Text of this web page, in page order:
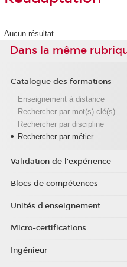
Aucun résultat
Dans la même
Catalogue des formations
Enseignement à distance
Rechercher par mot(s) clé(s)
Rechercher par discipline
Rechercher par métier
Validation de l'expérience
Blocs de compétences
Unités d'enseignement
Micro-certifications
Ingénieur